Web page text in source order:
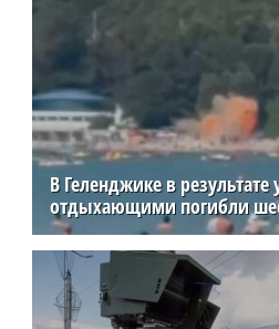
В Геленджике в
отдыхающими погибли